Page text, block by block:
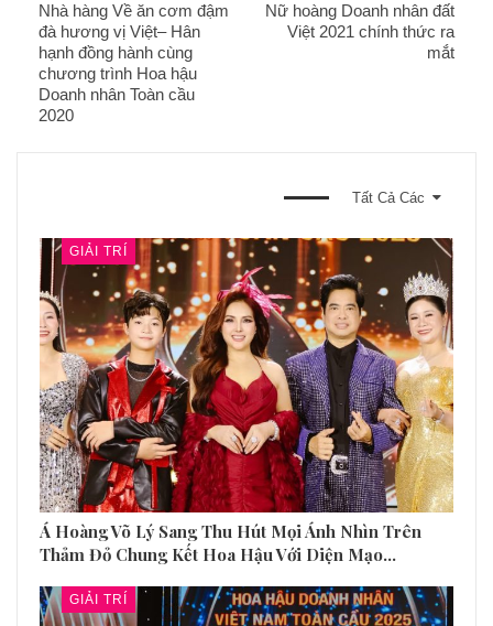
Nhà hàng Về ăn cơm đậm
đà hương vị Việt– Hân
hạnh đồng hành cùng
chương trình Hoa hậu
Doanh nhân Toàn cầu
2020
Nữ hoàng Doanh nhân đất
Việt 2021 chính thức ra
mắt
Tất Cả Các
GIẢI TRÍ
Á Hoàng Võ Lý Sang Thu Hút Mọi Ánh Nhìn Trên
Thảm Đỏ Chung Kết Hoa Hậu Với Diện Mạo…
GIẢI TRÍ